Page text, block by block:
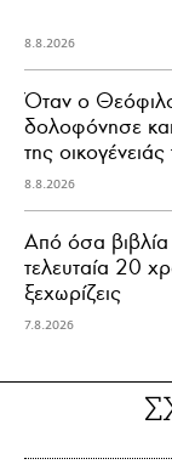
8.8.2026
Όταν ο
δολοφόνησε
της οικογένειάς
8.8.2026
Από όσα
τελευταία 20
ξεχωρίζεις
7.8.2026